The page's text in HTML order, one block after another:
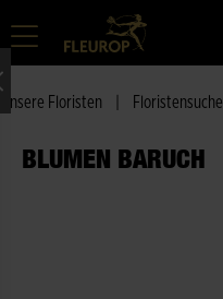
Unsere Floristen Floristensuche
BLUMEN BARUCH